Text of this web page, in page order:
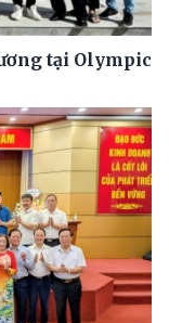
tại Olympic